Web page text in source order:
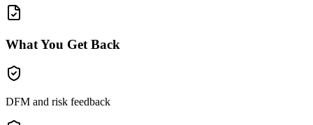
What You Get Back
DFM and risk feedback